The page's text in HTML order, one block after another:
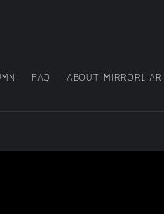
FAQ ABOUT MIRRORLIAR